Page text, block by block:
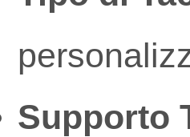
Supporto